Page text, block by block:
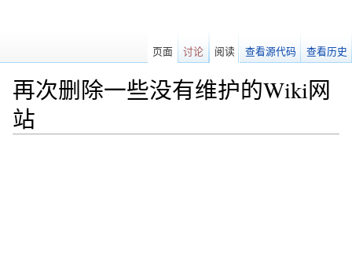
再次删除一些没有维护的Wiki网
站
页面 讨论 阅读 查看源代码 查看历史